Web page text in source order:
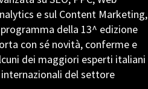
e sul Content Marketing,
della 13^ edizione
con sé novità, conferme e
dei maggiori esperti italiani
internazionali del settore